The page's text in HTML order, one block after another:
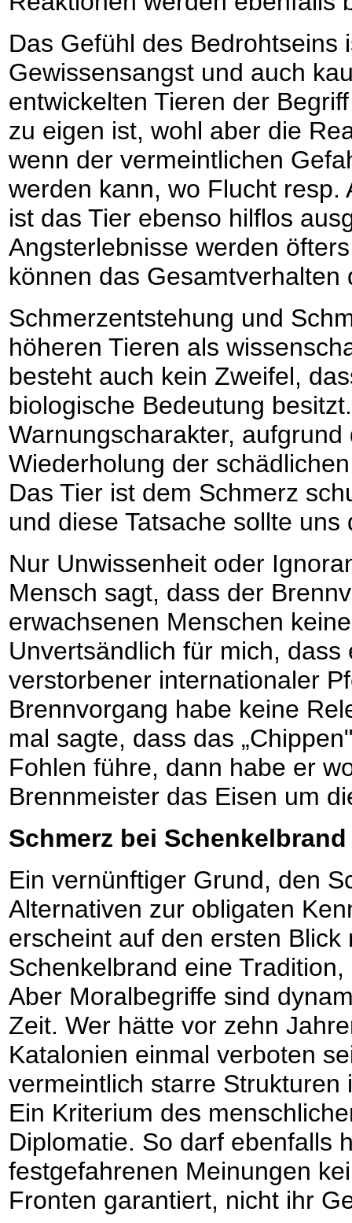
Das Gefühl des Bedrohtseins
Gewissensangst und auch
entwickelten Tieren der
zu eigen ist, wohl aber die
wenn der vermeintlichen
werden kann, wo Flucht resp.
ist das Tier ebenso hilflos
Angsterlebnisse werden
können das
Schmerzentstehung und
höheren Tieren als
besteht auch kein Zweifel,
biologische Bedeutung
Warnungscharakter,
Wiederholung der
Das Tier ist dem Schmerz
und diese Tatsache sollte
Nur Unwissenheit oder
Mensch sagt, dass der
erwachsenen Menschen
Unvertsändlich für mich,
verstorbener internationaler
Brennvorgang habe keine
mal sagte, dass das
Fohlen führe, dann habe er
Brennmeister das Eisen um
Schmerz bei Schenkelbrand
Ein vernünftiger Grund, den
Alternativen zur obligaten
erscheint auf den ersten
Schenkelbrand eine
Aber Moralbegriffe sind
Zeit. Wer hätte vor zehn
Katalonien einmal verboten
vermeintlich starre
Ein Kriterium des
Diplomatie. So darf ebenfalls
festgefahrenen Meinungen
Fronten garantiert, nicht ihr